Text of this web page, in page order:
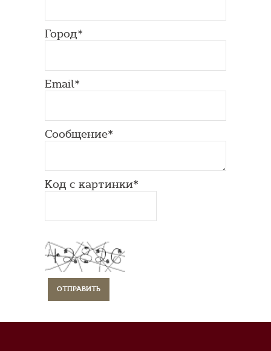
Город*
Email*
Сообщение*
Код с картинки*